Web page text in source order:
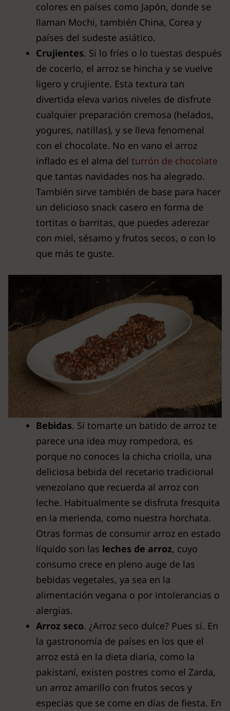
colores en países como Japón, donde se
llaman Mochi, también China, Corea y
países del sudeste asiático.
Crujientes. Si lo fríes o lo tuestas después
de cocerlo, el arroz se hincha y se vuelve
ligero y crujiente. Esta textura tan
divertida eleva varios niveles de disfrute
cualquier preparación cremosa (helados,
yogures, natillas), y se lleva fenomenal
con el chocolate. No en vano el arroz
inflado es el alma del turrón de chocolate
que tantas navidades nos ha alegrado.
También sirve también de base para hacer
un delicioso snack casero en forma de
tortitas o barritas, que puedes aderezar
con miel, sésamo y frutos secos, o con lo
que más te guste.
Bebidas. Si tomarte un batido de arroz te
parece una idea muy rompedora, es
porque no conoces la chicha criolla, una
deliciosa bebida del recetario tradicional
venezolano que recuerda al arroz con
leche. Habitualmente se disfruta fresquita
en la merienda, como nuestra horchata.
Otras formas de consumir arroz en estado
líquido son las leches de arroz, cuyo
consumo crece en pleno auge de las
bebidas vegetales, ya sea en la
alimentación vegana o por intolerancias o
alergias.
Arroz seco. ¿Arroz seco dulce? Pues sí. En
la gastronomía de países en los que el
arroz está en la dieta diaria, como la
pakistaní, existen postres como el Zarda,
un arroz amarillo con frutos secos y
especias que se come en días de fiesta. En